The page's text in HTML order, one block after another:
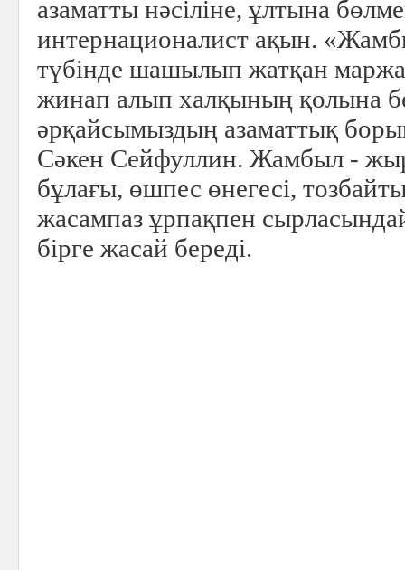
азаматты нәсіліне, ұлтына
интернационалист ақын.
түбінде шашылып жатқан
жинап алып халқының қолына
әрқайсымыздың азаматтық
Сәкен Сейфуллин. Жамбыл -
бұлағы, өшпес өнегесі,
жасампаз ұрпақпен
бірге жасай береді.